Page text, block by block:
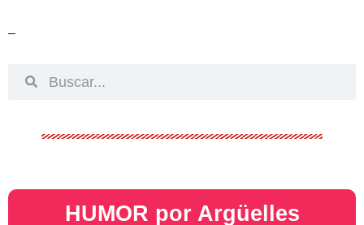
–
HUMOR por Argüelles​